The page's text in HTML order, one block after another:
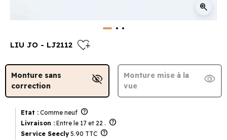
zoom_in
LIU JO - LJ2112 heart_plus
Monture sans
correction
visibility_off
Monture mise à la
vue
visibility
Etat : Comme neuf help
Livraison : Entre le 17 et 22 . help
Service Seecly 5.90 TTC help